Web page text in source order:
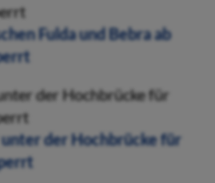
Fulda und Bebra ab
der Hochbrücke für
der Hochbrücke für